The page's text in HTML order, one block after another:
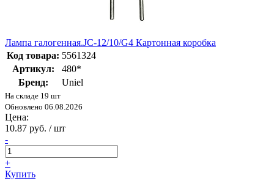
Лампа галогенная.JC-12/10/G4 Картонная коробка
Код товара: 5561324
Артикул:
480*
Бренд:
Uniel
На складе 19 шт
Обновлено 06.08.2026
Цена:
10.87 руб. / шт
-
+
Купить